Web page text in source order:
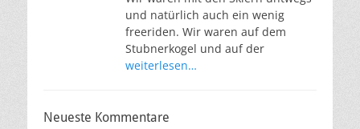
und natürlich auch ein wenig
freeriden. Wir waren auf dem
Stubnerkogel und auf der
weiterlesen…
Neueste Kommentare